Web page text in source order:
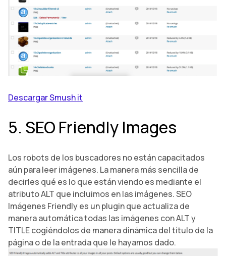
Descargar Smush it
5. SEO Friendly Images
Los robots de los buscadores no están capacitados
aún para leer imágenes. La manera más sencilla de
decirles qué es lo que están viendo es mediante el
atributo ALT que incluimos en las imágenes. SEO
Imágenes Friendly es un plugin que actualiza de
manera automática todas las imágenes con ALT y
TITLE cogiéndolos de manera dinámica del título de la
página o de la entrada que le hayamos dado.